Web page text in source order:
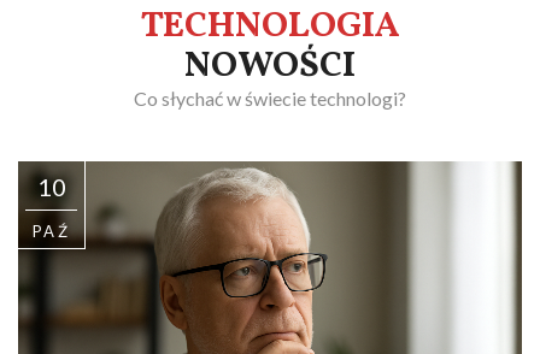
TECHNOLOGIA
NOWOŚCI
Co słychać w świecie technologi?
10
PAŹ